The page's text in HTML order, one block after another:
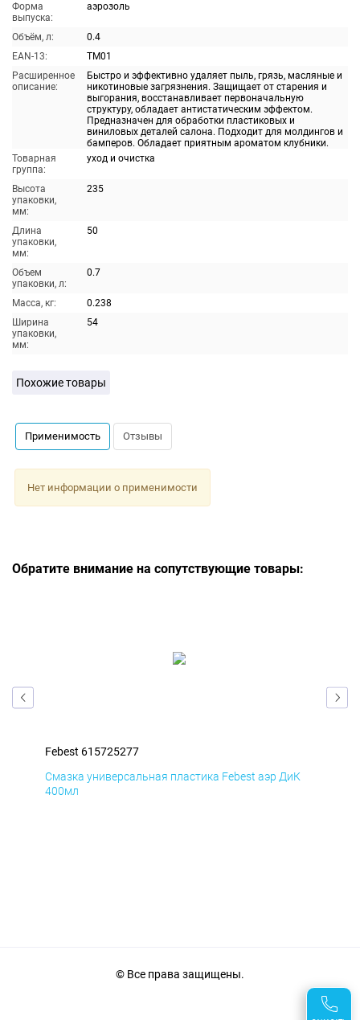
Форма
выпуска:
аэрозоль
Объём, л:
0.4
EAN-13:
TM01
Расширенное
описание:
Быстро и эффективно удаляет пыль, грязь, масляные и
никотиновые загрязнения. Защищает от старения и
выгорания, восстанавливает первоначальную
структуру, обладает антистатическим эффектом.
Предназначен для обработки пластиковых и
виниловых деталей салона. Подходит для молдингов и
бамперов. Обладает приятным ароматом клубники.
Товарная
группа:
уход и очистка
Высота
упаковки,
мм:
235
Длина
упаковки,
мм:
50
Объем
упаковки, л:
0.7
Масса, кг:
0.238
Ширина
упаковки,
мм:
54
Похожие товары
Применимость Отзывы
Нет информации о применимости
Обратите внимание на сопутствующие товары:
Febest 615725277
Смазка универсальная пластика Febest аэр ДиК
400мл
© Все права защищены.